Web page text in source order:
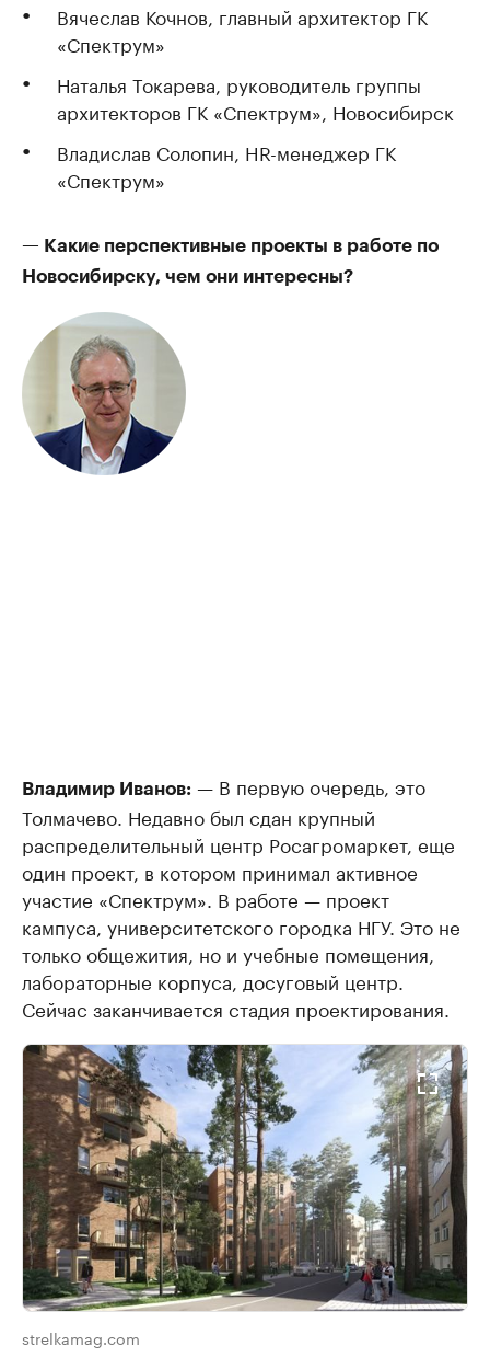
Вячеслав Кочнов, главный архитектор ГК
«Спектрум»
Наталья Токарева, руководитель группы
архитекторов ГК «Спектрум», Новосибирск
Владислав Солопин, HR-менеджер ГК
«Спектрум»
— Какие перспективные проекты в работе по
Новосибирску, чем они интересны?
Владимир Иванов: — В первую очередь, это
Толмачево. Недавно был сдан крупный
распределительный центр Росагромаркет, еще
один проект, в котором принимал активное
участие «Спектрум». В работе — проект
кампуса, университетского городка НГУ. Это не
только общежития, но и учебные помещения,
лабораторные корпуса, досуговый центр.
Сейчас заканчивается стадия проектирования.
strelkamag.com